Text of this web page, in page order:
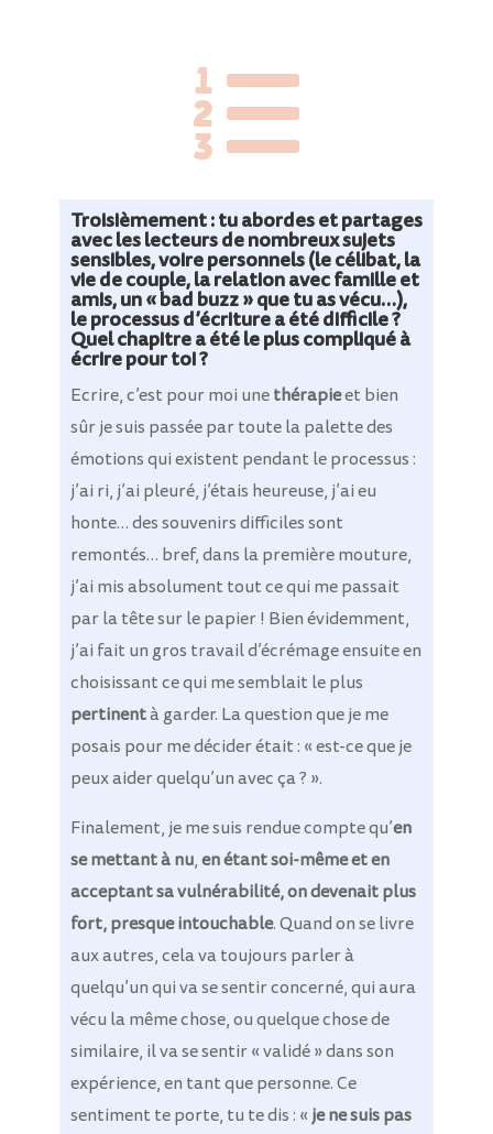

Troisièmement : tu abordes et partages
avec les lecteurs de nombreux sujets
sensibles, voire personnels (le célibat, la
vie de couple, la relation avec famille et
amis, un « bad buzz » que tu as vécu…),
le processus d’écriture a été difficile ?
Quel chapitre a été le plus compliqué à
écrire pour toi ?
Ecrire, c’est pour moi unethérapieet bien
sûr je suis passée par toute la palette des
émotions qui existent pendant le processus :
j’ai ri, j’ai pleuré, j’étais heureuse, j’ai eu
honte… des souvenirs difficiles sont
remontés… bref, dans la première mouture,
j’ai mis absolument tout ce qui me passait
par la tête sur le papier ! Bien évidemment,
j’ai fait un gros travail d’écrémage ensuite en
choisissant ce qui me semblait le plus
pertinentà garder. La question que je me
posais pour me décider était : « est-ce que je
peux aider quelqu’un avec ça ? ».
Finalement, je me suis rendue compte qu’en
se mettant à nu,en étant soi-même et en
acceptant sa vulnérabilité, on devenait plus
fort, presque intouchable. Quand on se livre
aux autres, cela va toujours parler à
quelqu’un qui va se sentir concerné, qui aura
vécu la même chose, ou quelque chose de
similaire, il va se sentir « validé » dans son
expérience, en tant que personne. Ce
sentiment te porte, tu te dis : « je ne suis pas